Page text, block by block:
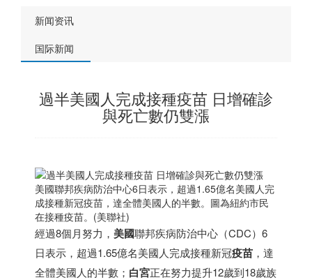
新闻资讯
国际新闻
過半美國人完成接種疫苗 日增確診
與死亡數仍雙漲
美國聯邦疾病防治中心6日表示，超過1.65億名美國人完
成接種新冠疫苗，達全體美國人的半數。圖為紐約市民
在接種疫苗。(美聯社)
經過8個月努力， 美國聯邦疾病防治中心（CDC）6
日表示，超過1.65億名美國人完成接種新冠疫苗 ，達
全體美國人的半數； 白宮正在努力提升12歲到18歲族